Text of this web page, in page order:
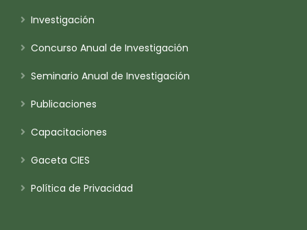
Investigación
Concurso Anual de Investigación
Seminario Anual de Investigación
Publicaciones
Capacitaciones
Gaceta CIES
Política de Privacidad